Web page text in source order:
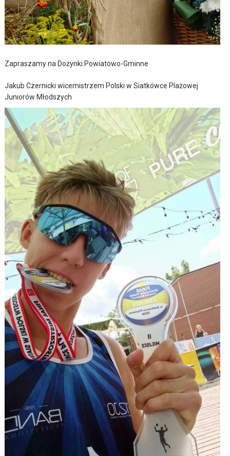
Zapraszamy na Dożynki Powiatowo-Gminne
Jakub Czernicki wicemistrzem Polski w Siatkówce Plażowej
Juniorów Młodszych